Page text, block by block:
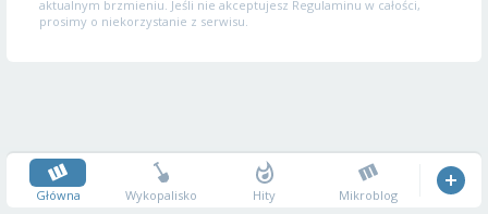
aktualnym brzmieniu. Jeśli nie akceptujesz Regulaminu w całości,
prosimy o niekorzystanie z serwisu.
Główna Wykopalisko Hity Mikroblog